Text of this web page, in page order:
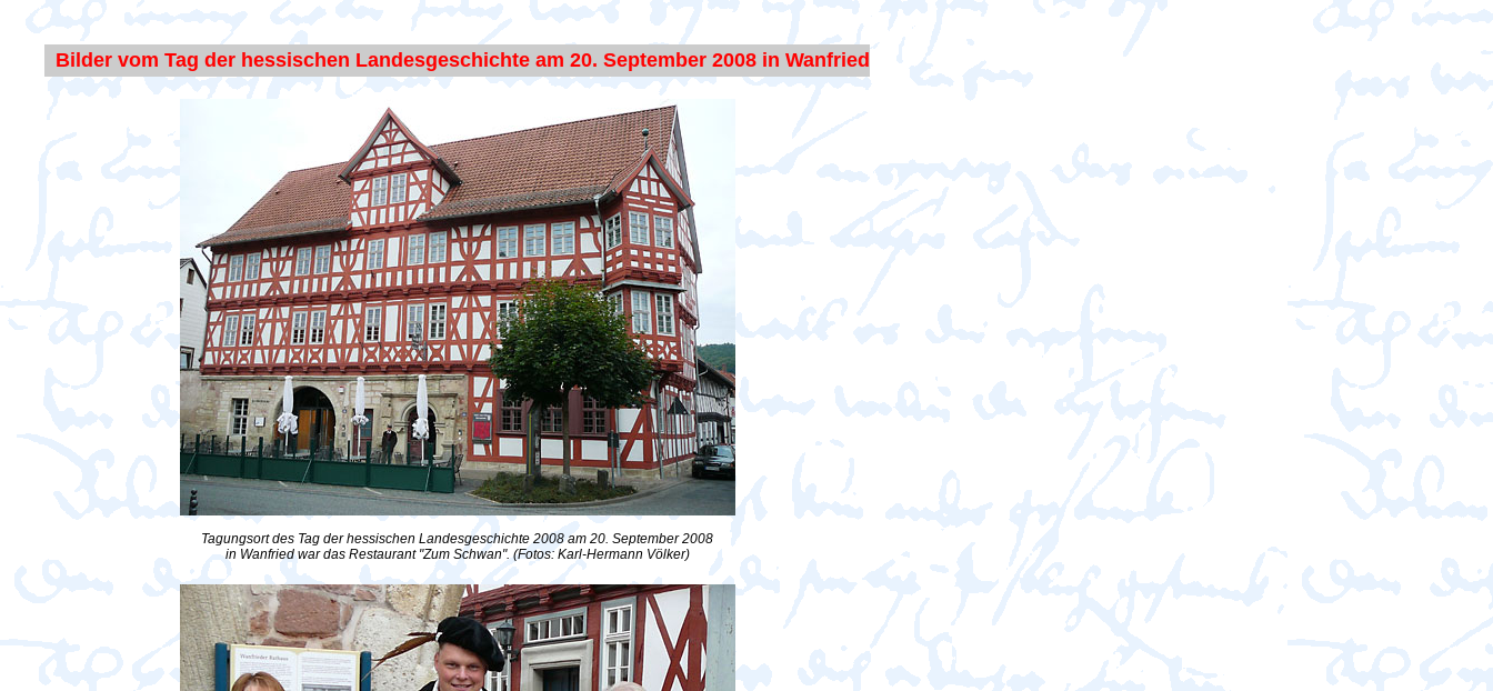
Bilder vom Tag der hessischen Landesgeschichte am 20. September 2008 in Wanfried
Tagungsort des Tag der hessischen Landesgeschichte 2008 am 20. September 2008
in Wanfried war das Restaurant "Zum Schwan". (Fotos: Karl-Hermann Völker)